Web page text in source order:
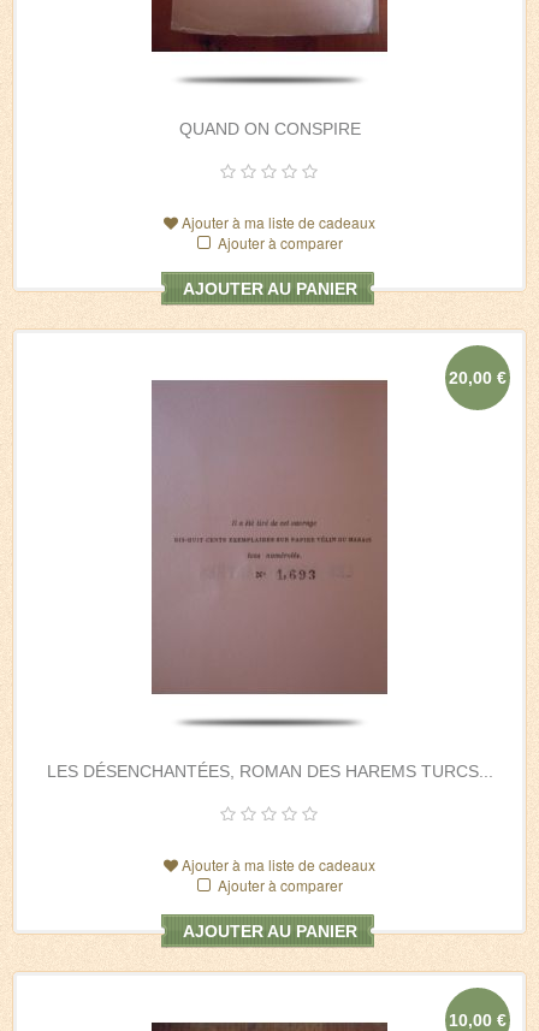
QUAND ON CONSPIRE
Ajouter à ma liste de cadeaux
Ajouter à comparer
AJOUTER AU PANIER
LES DÉSENCHANTÉES, ROMAN DES HAREMS TURCS...
20,00 €
Ajouter à ma liste de cadeaux
Ajouter à comparer
AJOUTER AU PANIER
10,00 €